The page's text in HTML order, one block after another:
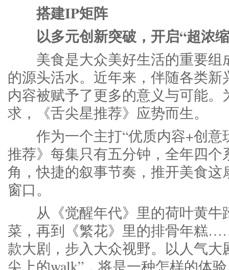
搭建IP矩阵
以多元创新突破，开启“超浓
美食是大众美好生活的重要组
的源头活水。近年来，伴随各类
内容被赋予了更多的意义与可能
求，《舌尖星推荐》应势而生。
作为一个主打“优质内容+创意
推荐》每集只有五分钟，全年四
角，快捷的叙事节奏，推开美食
窗口。
从《觉醒年代》里的荷叶黄牛
菜，再到《繁花》里的排骨年糕
款大剧，步入大众视野。以人气
尖上的walk”，将是一种怎样的体